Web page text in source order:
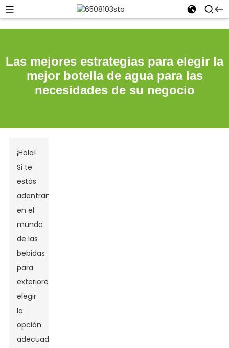
Las mejores estrategias para elegir la
mejor botella de agua para las
necesidades de su negocio
¡Hola!
Si te
estás
adentrando
en el
mundo
de las
bebidas
para
exteriores,
elegir
la
opción
adecuada...